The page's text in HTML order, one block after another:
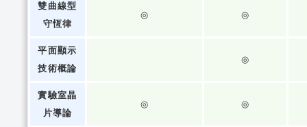
雙曲線型
守恆律
◎ ◎
平面顯示
技術概論
◎
實驗室晶
片導論
◎ ◎